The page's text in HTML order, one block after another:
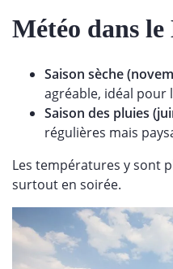
Météo dans
Saison sèche
agréable, idéal pour
Saison des pluies
régulières mais
Les températures y sont
surtout en soirée.